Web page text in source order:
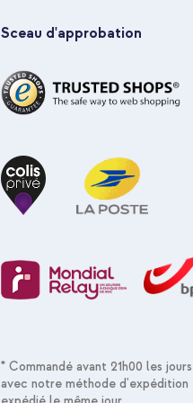
Coque tablette rotatif à 360°
Bleu clair + Pencil 1re
(2019) / Pro 10.5 (2017) / Pro
Coque tablette rotatif à 360°
Bleu clair + Adaptateur secteur
Sceau d'approbation
* Commandé avant 21h00 les
avec notre méthode d'expédition